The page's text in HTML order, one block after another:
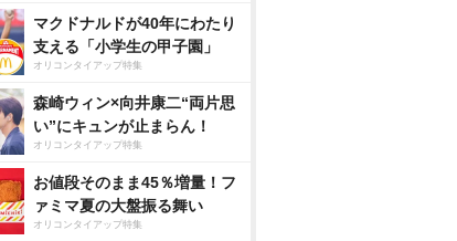
マクドナルドが40年にわたり
支える「小学生の甲子園」
オリコンタイアップ特集
森崎ウィン×向井康二“両片思
い”にキュンが止まらん！
オリコンタイアップ特集
お値段そのまま45％増量！フ
ァミマ夏の大盤振る舞い
オリコンタイアップ特集